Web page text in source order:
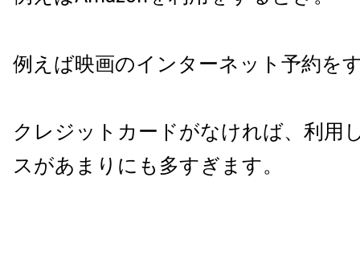
例えば映画のインターネット予約を
クレジットカードがなければ、利用
スがあまりにも多すぎます。